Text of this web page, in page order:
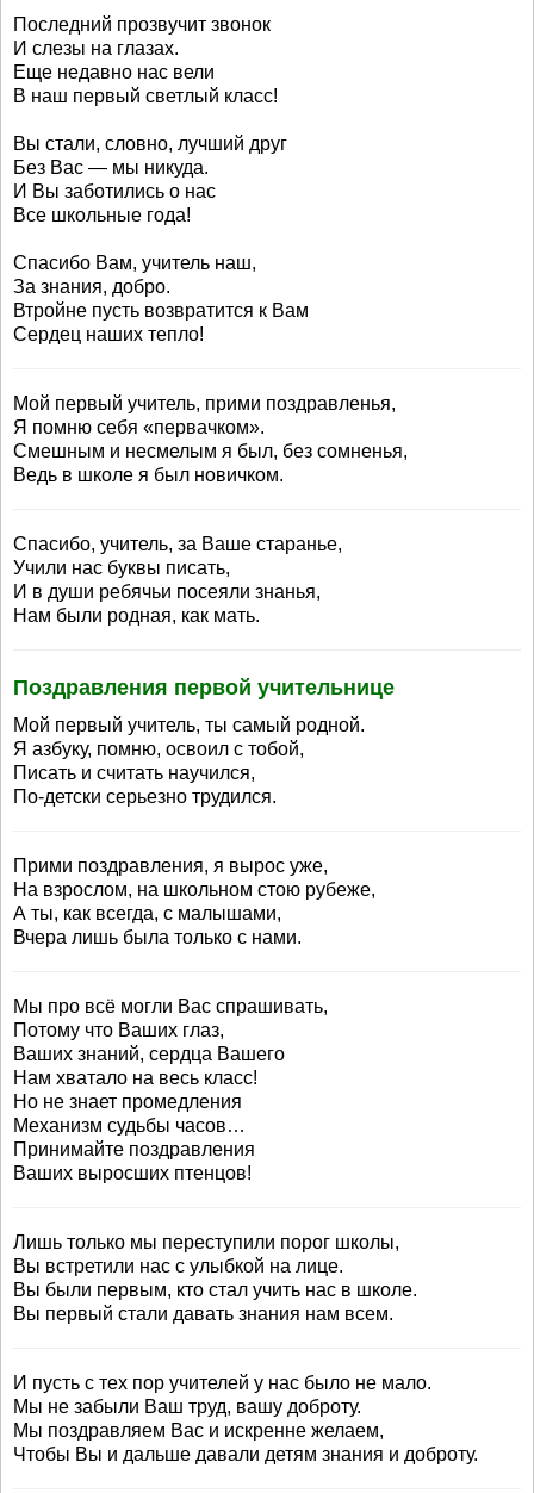
Последний прозвучит звонок
И слезы на глазах.
Еще недавно нас вели
В наш первый светлый класс!
Вы стали, словно, лучший друг
Без Вас — мы никуда.
И Вы заботились о нас
Все школьные года!
Спасибо Вам, учитель наш,
За знания, добро.
Втройне пусть возвратится к Вам
Сердец наших тепло!
Мой первый учитель, прими поздравленья,
Я помню себя «первачком».
Смешным и несмелым я был, без сомненья,
Ведь в школе я был новичком.
Спасибо, учитель, за Ваше старанье,
Учили нас буквы писать,
И в души ребячьи посеяли знанья,
Нам были родная, как мать.
Поздравления первой учительнице
Мой первый учитель, ты самый родной.
Я азбуку, помню, освоил с тобой,
Писать и считать научился,
По-детски серьезно трудился.
Прими поздравления, я вырос уже,
На взрослом, на школьном стою рубеже,
А ты, как всегда, с малышами,
Вчера лишь была только с нами.
Мы про всё могли Вас спрашивать,
Потому что Ваших глаз,
Ваших знаний, сердца Вашего
Нам хватало на весь класс!
Но не знает промедления
Механизм судьбы часов…
Принимайте поздравления
Ваших выросших птенцов!
Лишь только мы переступили порог школы,
Вы встретили нас с улыбкой на лице.
Вы были первым, кто стал учить нас в школе.
Вы первый стали давать знания нам всем.
И пусть с тех пор учителей у нас было не мало.
Мы не забыли Ваш труд, вашу доброту.
Мы поздравляем Вас и искренне желаем,
Чтобы Вы и дальше давали детям знания и доброту.